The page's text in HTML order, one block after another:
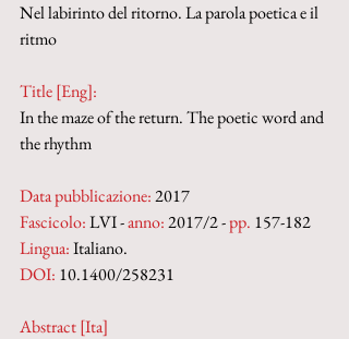
Nel labirinto del ritorno. La parola poetica e il
ritmo
Title [Eng]:
In the maze of the return. The poetic word and
the rhythm
Data pubblicazione: 2017
Fascicolo: LVI - anno: 2017/2 - pp. 157-182
Lingua: Italiano.
DOI: 10.1400/258231
Abstract [Ita]